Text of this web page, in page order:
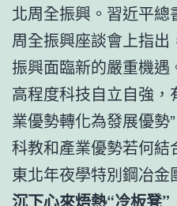
北周全振興。習近平
周全振興座談會上指
振興面臨新的嚴重機遇
高程度科技自立自強
業優勢轉化為發展優勢”
科教和產業優勢若何
東北年夜學特別鋼冶金
沉下心來焐熱“冷板凳”